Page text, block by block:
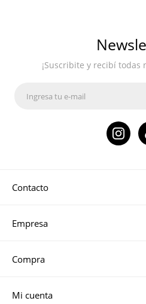
Contacto
Empresa
Compra
Mi cuenta
¡Suscribite y recibí todas
